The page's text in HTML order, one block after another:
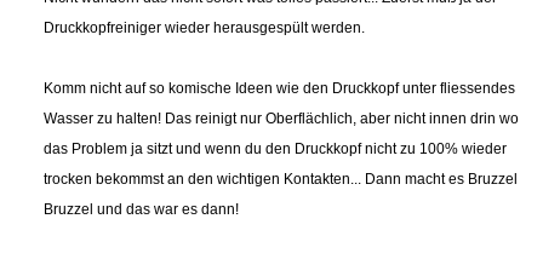
Druckkopfreiniger wieder herausgespült werden.
Komm nicht auf so komische Ideen wie den Druckkopf unter fliessendes
Wasser zu halten! Das reinigt nur Oberflächlich, aber nicht innen drin wo
das Problem ja sitzt und wenn du den Druckkopf nicht zu 100% wieder
trocken bekommst an den wichtigen Kontakten... Dann macht es Bruzzel
Bruzzel und das war es dann!